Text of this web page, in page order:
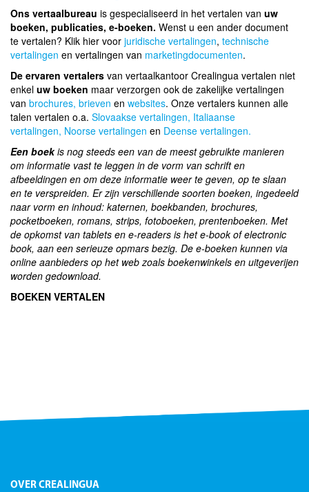
Ons vertaalbureau is gespecialiseerd in het vertalen van uw
boeken, publicaties, e-boeken. Wenst u een ander document
te vertalen? Klik hier voor juridische vertalingen, technische
vertalingen en vertalingen van marketingdocumenten.
De ervaren vertalers van vertaalkantoor Crealingua vertalen niet
enkel uw boeken maar verzorgen ook de zakelijke vertalingen
van brochures, brieven en websites. Onze vertalers kunnen alle
talen vertalen o.a. Slovaakse vertalingen, Italiaanse
vertalingen, Noorse vertalingen en Deense vertalingen.
Een boekis nog steeds een van de meest gebruikte manieren
om informatie vast te leggen in de vorm van schrift en
afbeeldingen en om deze informatie weer te geven, op te slaan
en te verspreiden. Er zijn verschillende soorten boeken, ingedeeld
naar vorm en inhoud: katernen, boekbanden, brochures,
pocketboeken, romans, strips, fotoboeken, prentenboeken. Met
de opkomst van tablets en e-readers is het e-book of electronic
book, aan een serieuze opmars bezig. De e-boeken kunnen via
online aanbieders op het web zoals boekenwinkels en uitgeverijen
worden gedownload.
BOEKEN VERTALEN
OVER CREALINGUA